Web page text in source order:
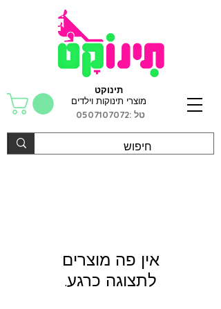
תינוקט
מוצרי תינוקות וילדים
טל :0507107072
לתצוגה כרגע.